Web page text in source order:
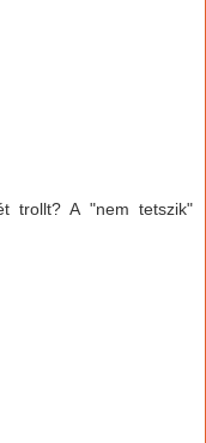
trollt? A "nem tetszik"